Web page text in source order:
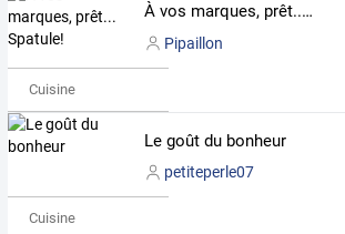
À vos marques, prêt... Spatule!
Pipaillon
Cuisine
Le goût du bonheur
petiteperle07
Cuisine